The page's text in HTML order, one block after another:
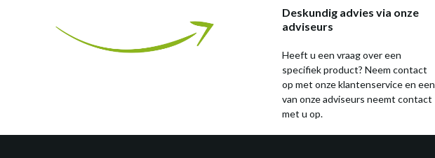
Deskundig advies via onze
adviseurs
Heeft u een vraag over een
specifiek product? Neem contact
op met onze klantenservice en een
van onze adviseurs neemt contact
met u op.